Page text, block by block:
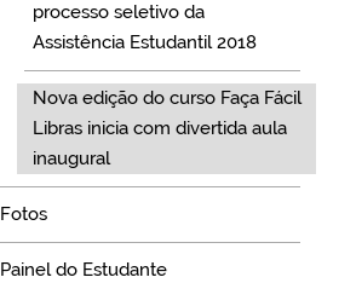
processo seletivo da
Assistência Estudantil 2018
Nova edição do curso Faça Fácil
Libras inicia com divertida aula
inaugural
Fotos
Painel do Estudante